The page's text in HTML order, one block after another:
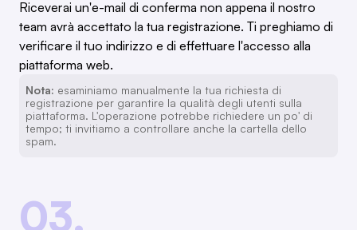
Riceverai un'e-mail di conferma non appena il nostro
team avrà accettato la tua registrazione. Ti preghiamo di
verificare il tuo indirizzo e di effettuare l'accesso alla
piattaforma web.
Nota: esaminiamo manualmente la tua richiesta di
registrazione per garantire la qualità degli utenti sulla
piattaforma. L'operazione potrebbe richiedere un po' di
tempo; ti invitiamo a controllare anche la cartella dello
spam.
03.